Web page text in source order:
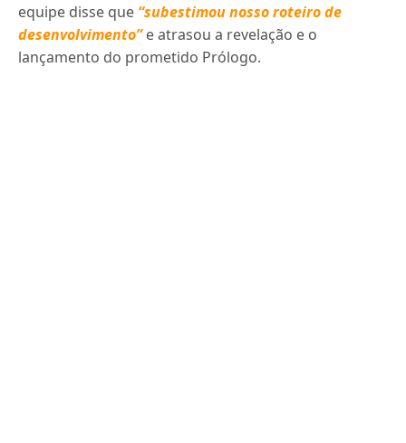
equipe disse que “subestimou nosso roteiro de
desenvolvimento”e atrasou a revelação e o
lançamento do prometido Prólogo.